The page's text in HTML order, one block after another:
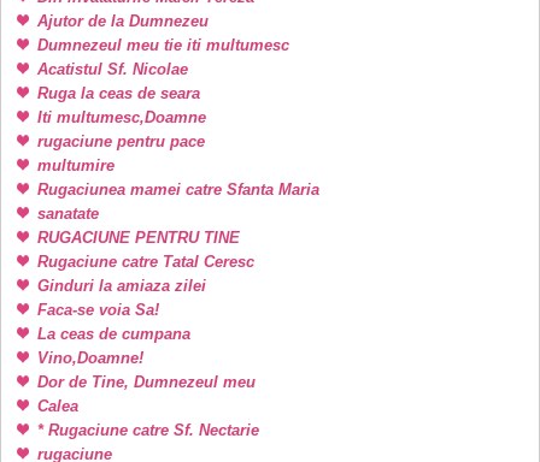
Ajutor de la Dumnezeu
Dumnezeul meu tie iti multumesc
Acatistul Sf. Nicolae
Ruga la ceas de seara
Iti multumesc,Doamne
rugaciune pentru pace
multumire
Rugaciunea mamei catre Sfanta Maria
sanatate
RUGACIUNE PENTRU TINE
Rugaciune catre Tatal Ceresc
Ginduri la amiaza zilei
Faca-se voia Sa!
La ceas de cumpana
Vino,Doamne!
Dor de Tine, Dumnezeul meu
Calea
* Rugaciune catre Sf. Nectarie
rugaciune